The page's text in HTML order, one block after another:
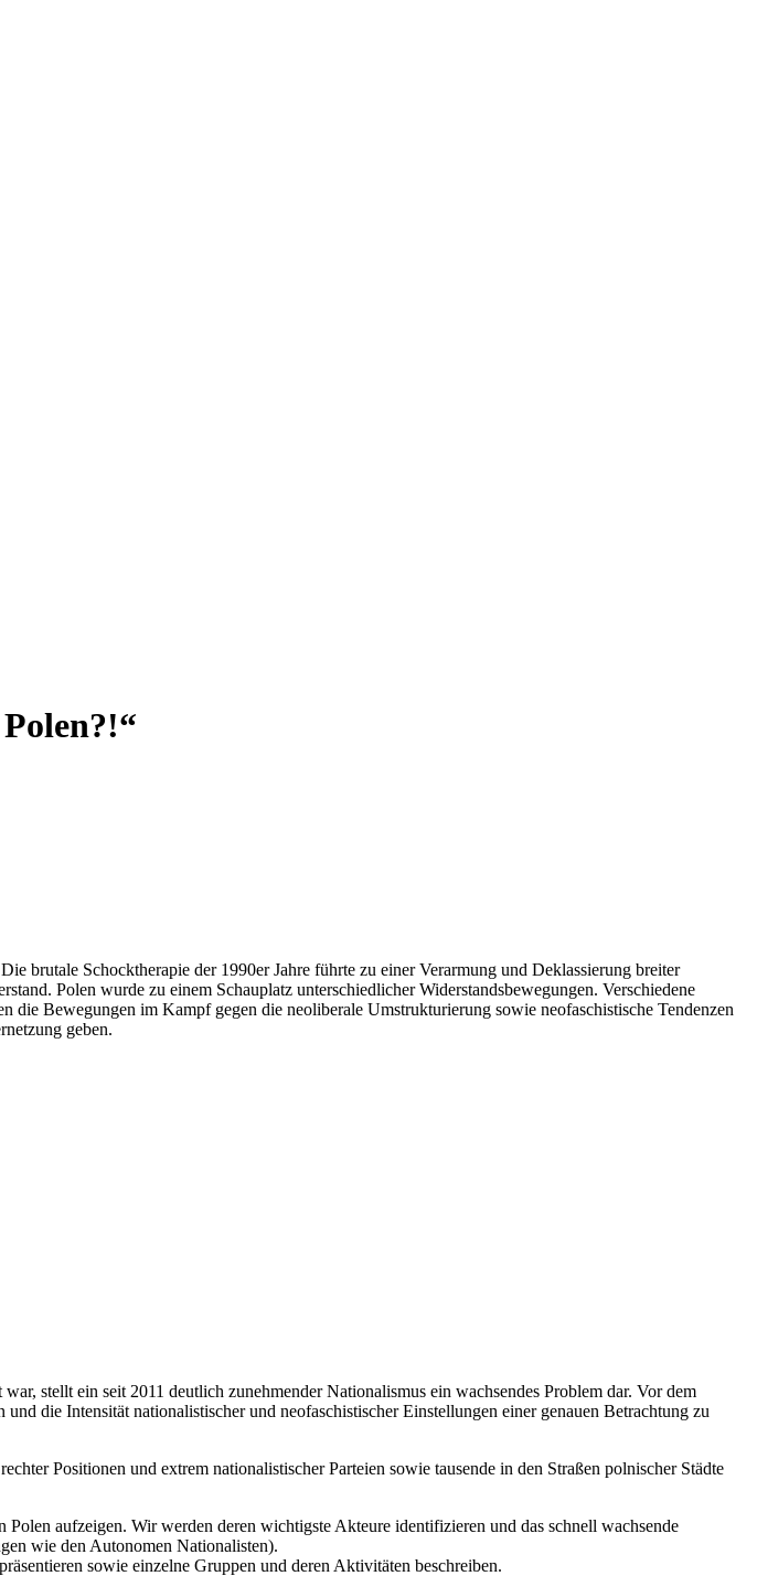
brutale Schocktherapie der 1990er Jahre führte zu einer Verarmung und Deklassierung breiter
Polen wurde zu einem Schauplatz unterschiedlicher Widerstandsbewegungen. Verschiedene
Bewegungen im Kampf gegen die neoliberale Umstrukturierung sowie neofaschistische Tendenzen
geben.
stellt ein seit 2011 deutlich zunehmender Nationalismus ein wachsendes Problem dar. Vor dem
die Intensität nationalistischer und neofaschistischer Einstellungen einer genauen Betrachtung zu
Positionen und extrem nationalistischer Parteien sowie tausende in den Straßen polnischer Städte
aufzeigen. Wir werden deren wichtigste Akteure identifizieren und das schnell wachsende
wie den Autonomen Nationalisten).
sowie einzelne Gruppen und deren Aktivitäten beschreiben.